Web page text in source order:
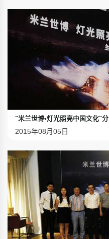
"米兰世博•灯光照亮中国文化"分
2015年08月05日